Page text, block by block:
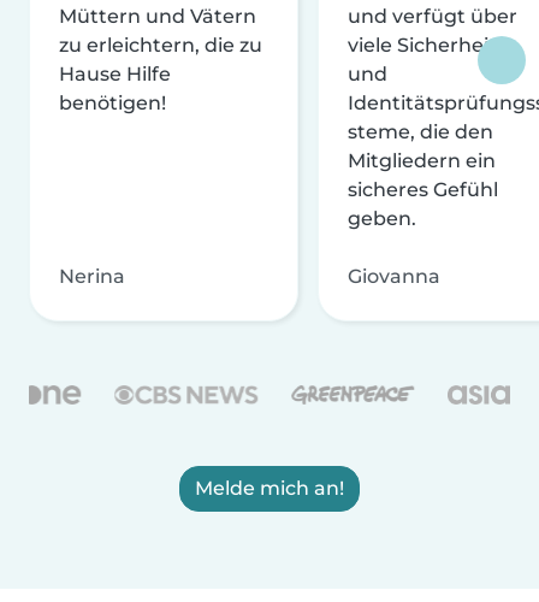
Müttern und Vätern
zu erleichtern, die zu
Hause Hilfe
benötigen!
Nerina
und verfügt über
viele Sicherheits-
und
steme, die den
Mitgliedern ein
sicheres Gefühl
geben.
Giovanna
Melde mich an!